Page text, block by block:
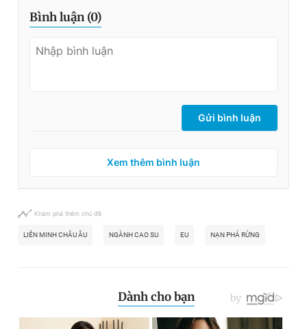
Bình luận (0)
Gửi bình luận
Xem thêm bình luận
Khám phá thêm chủ đề
LIÊN MINH CHÂU ÂU NGÀNH CAO SU EU NẠN PHÁ RỪNG